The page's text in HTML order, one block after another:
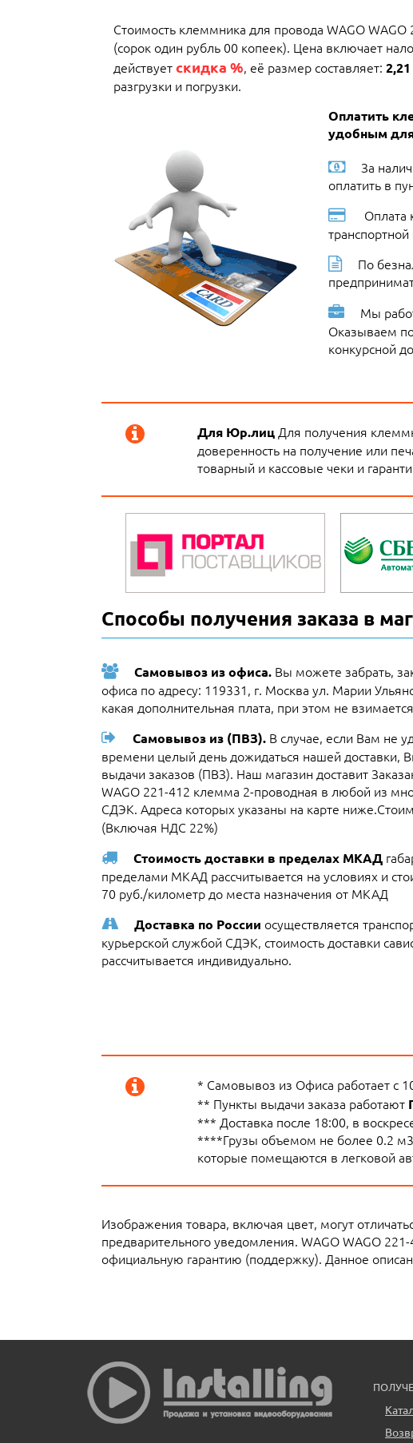
Стоимость клеммника для провода WAGO
(сорок один рубль 00 копеек). Цена включает
действуетскидка %, её размер составляет: 2,21
разгрузки и погрузки.
Оплатить
удобным
За
оплатить в
Оплата
По
Мы
Оказываем
конкурсной
Для Юр.лицДля получения
доверенность на получение или
товарный и кассовые чеки и
Способы получения заказа в
Самовывоз из офиса. Вы можете забрать,
офиса по адресу: 119331, г. Москва ул. Марии
какая дополнительная плата, при этом не
Самовывоз из (ПВЗ). В случае, если Вам не
времени целый день дожидаться нашей
выдачи заказов (ПВЗ). Наш магазин доставит
WAGO 221-412 клемма 2-проводная в любой из
СДЭК. Адреса которых указаны на карте
(Включая НДС 22%)
Стоимость доставки в пределах МКАД
пределами МКАД рассчитывается на условиях и
70 руб./километр до места назначения от МКАД
Доставка по России осуществляется
курьерской службой СДЭК, стоимость доставки
рассчитывается индивидуально.
* Самовывоз из Офиса работает с
** Пункты выдачи заказа работают
*** Доставка после 18:00, в
****Грузы объемом не более 0.2
которые помещаются в легковой
Изображения товара, включая цвет, могут
предварительного уведомления. WAGO WAGO
официальную гарантию (поддержку). Данное